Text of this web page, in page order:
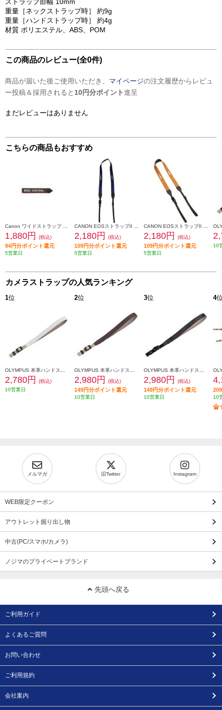
重量［ネックストラップ時］ 約9g
重量［ハンドストラップ時］ 約4g
材質 ポリエステル、ABS、POM
この商品のレビュー(全0件)
商品が届いた後ご使用いただき、 マイページの注文履歴からレビュ
ー投稿＆採用されると 10円分ポイント進呈
まだレビューはありません
こちらの商品もおすすめ
1,880円 (税込)
94円分ポイント還元
5営業日
2,180円 (税込)
109円分ポイント還元
5営業日
2,180円 (税込)
109円分ポイント還元
5営業日
10
カメラストラップの人気ランキング
1位
2,780円
(税込)
10営業日
2位
2,980円 (税込)
149円分ポイント還元
10営業日
3位
2,980円 (税込)
149円分ポイント還元
10営業日
4
10
メルマガ 旧Twitter Instagram
WEB限定クーポン
アウトレット掘り出し物
中古(PC/スマホ/カメラ)
ノジマのプライベートブランド
先頭へ戻る
ご利用ガイド
よくあるご質問
お問い合わせ
ご利用規約
会社案内